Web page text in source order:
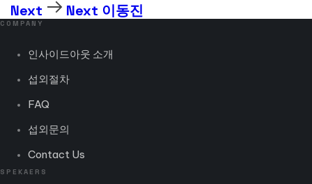
Next
Next 이동진
COMPANY
인사이드아웃 소개
섭외절차
FAQ
섭외문의
Contact Us
SPEKAERS